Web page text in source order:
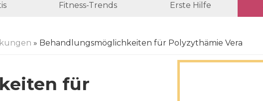
Fitness-Trends Erste Hilfe
» Behandlungsmöglichkeiten für Polyzythämie Vera
für